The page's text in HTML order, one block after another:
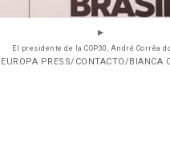
El presidente de la COP30, André Corrêa
PRESS/CONTACTO/BIANCA